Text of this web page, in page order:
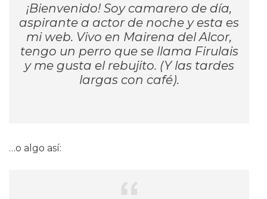
¡Bienvenido! Soy camarero de día,
aspirante a actor de noche y esta es
mi web. Vivo en Mairena del Alcor,
tengo un perro que se llama Firulais
y me gusta el rebujito. (Y las tardes
largas con café).
…o algo así: